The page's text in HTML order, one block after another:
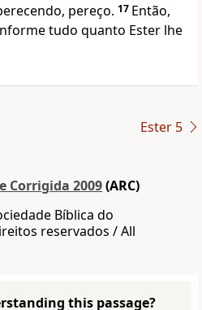
pereço. 17 Então,
tudo quanto Ester lhe
Ester 5
Corrigida 2009(ARC)
Bíblica do
reservados / All
this passage?